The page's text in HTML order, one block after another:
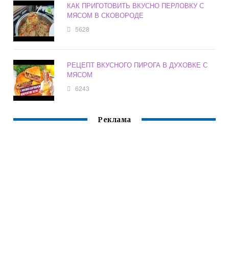
КАК ПРИГОТОВИТЬ ВКУСНО ПЕРЛОВКУ С
МЯСОМ В СКОВОРОДЕ
5628
РЕЦЕПТ ВКУСНОГО ПИРОГА В ДУХОВКЕ С
МЯСОМ
6243
Реклама